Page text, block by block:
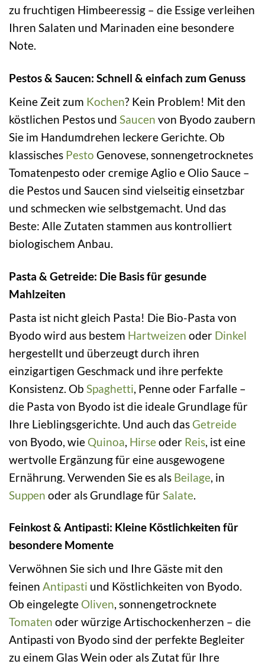
zu fruchtigen Himbeeressig – die Essige verleihen
Ihren Salaten und Marinaden eine besondere
Note.
Pestos & Saucen: Schnell & einfach zum Genuss
Keine Zeit zum Kochen? Kein Problem! Mit den
köstlichen Pestos und Saucen von Byodo zaubern
Sie im Handumdrehen leckere Gerichte. Ob
klassisches Pesto Genovese, sonnengetrocknetes
Tomatenpesto oder cremige Aglio e Olio Sauce –
die Pestos und Saucen sind vielseitig einsetzbar
und schmecken wie selbstgemacht. Und das
Beste: Alle Zutaten stammen aus kontrolliert
biologischem Anbau.
Pasta & Getreide: Die Basis für gesunde
Mahlzeiten
Pasta ist nicht gleich Pasta! Die Bio-Pasta von
Byodo wird aus bestem Hartweizen oder Dinkel
hergestellt und überzeugt durch ihren
einzigartigen Geschmack und ihre perfekte
Konsistenz. Ob Spaghetti , Penne oder Farfalle –
die Pasta von Byodo ist die ideale Grundlage für
Ihre Lieblingsgerichte. Und auch das Getreide
von Byodo, wie Quinoa Hirseoder Reis , ist eine
wertvolle Ergänzung für eine ausgewogene
Ernährung. Verwenden Sie es als Beilage , in
Suppen oder als Grundlage für Salate
Feinkost & Antipasti: Kleine Köstlichkeiten für
besondere Momente
Verwöhnen Sie sich und Ihre Gäste mit den
feinen Antipasti und Köstlichkeiten von Byodo.
Ob eingelegte Oliven, sonnengetrocknete
Tomaten oder würzige Artischockenherzen – die
Antipasti von Byodo sind der perfekte Begleiter
zu einem Glas Wein oder als Zutat für Ihre